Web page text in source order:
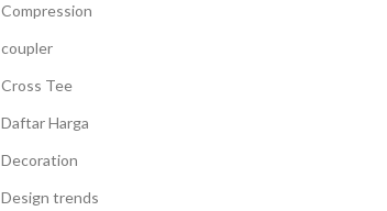
Compression
coupler
Cross Tee
Daftar Harga
Decoration
Design trends